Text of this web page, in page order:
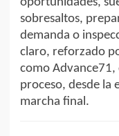
oportunidades,
sobresaltos,
demanda o
claro, reforzado
como
proceso, desde la
marcha final.